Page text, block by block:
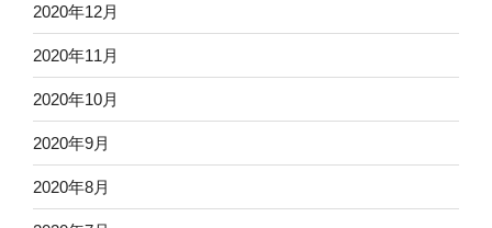
2020年12月
2020年11月
2020年10月
2020年9月
2020年8月